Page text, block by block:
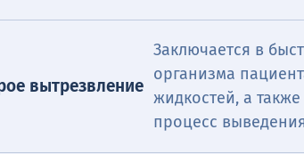
вытрезвление
Заключается в
организма
жидкостей, а
процесс